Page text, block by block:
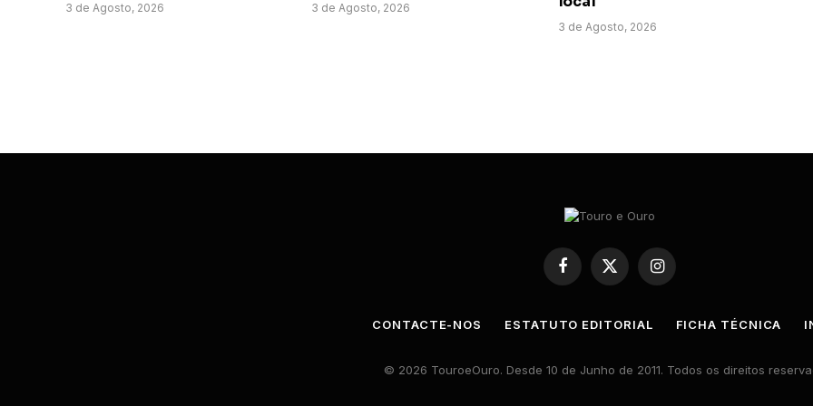
3 de Agosto, 2026 3 de Agosto, 2026
3 de Agosto, 2026
Facebook
X
Instagram
CONTACTE-NOS ESTATUTO EDITORIAL FICHA TÉCNICA
© 2026 TouroeOuro. Desde 10 de Junho de 2011. Todos os direitos